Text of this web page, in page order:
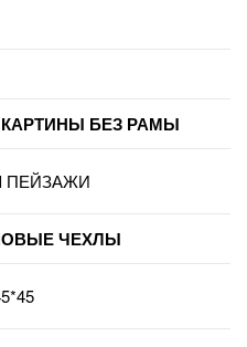
БЕЗ РАМЫ
ПЕЙЗАЖИ
ЧЕХЛЫ